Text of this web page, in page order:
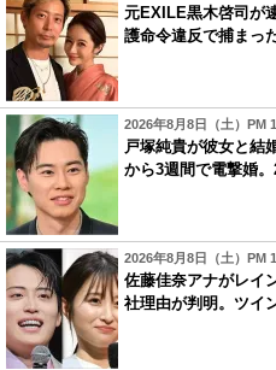
元EXILE黒木啓司が
護命令違反で捕まっ
2026年8月8日（土）PM
戸塚純貴が彼女と結
から3週間で電撃婚
2026年8月8日（土）PM
佐藤佳奈アナがレイ
社理由が判明。ツイ